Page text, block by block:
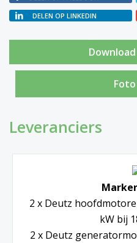
DELEN OP LINKEDIN
Leveranciers
2 x Deutz
kW bij
2 x Deutz